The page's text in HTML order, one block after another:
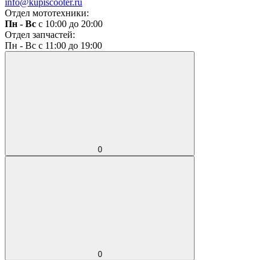
info@kupiscooter.ru
Отдел мототехники:
Пн - Вс с 10:00 до 20:00
Отдел запчастей:
Пн - Вс с 11:00 до 19:00
0
0